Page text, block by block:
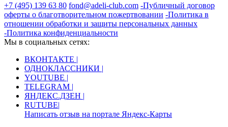
+7 (495) 139 63 80 fond@adeli-club.com -Публичный договор
оферты о благотворительном пожертвовании -Политика в
отношении обработки и защиты персональных данных
-Политика конфиденциальности
Мы в социальных сетях:
ВКОНТАКТЕ |
ОДНОКЛАССНИКИ |
YOUTUBE |
TELEGRAM |
ЯНДЕКС.ДЗЕН |
RUTUBE|
Написать отзыв на портале Яндекс-Карты